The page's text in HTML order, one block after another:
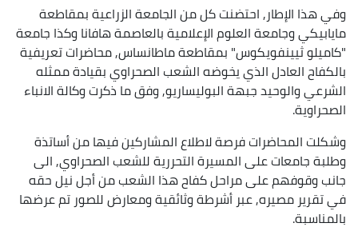
وفي هذا الإطار, احتضنت كل من الجامعة الزراعية بمقاطعة
مايابيكي وجامعة العلوم الإعلامية بالعاصمة هافانا وكذا جامعة
"كاميلو ثيينفويكوس" بمقاطعة ماطانساس, محاضرات تعريفية
بالكفاح العادل الذي يخوضه الشعب الصحراوي بقيادة ممثله
الشرعي والوحيد جبهة البوليساريو, وفق ما ذكرت وكالة الانباء
الصحراوية.
وشكلت المحاضرات فرصة لاطلاع المشاركين فيها من أساتذة
وطلبة جامعات على المسيرة التحررية للشعب الصحراوي, الى
جانب وقوفهم على مراحل كفاح هذا الشعب من أجل نيل حقه
في تقرير مصيره, عبر أشرطة وثائقية ومعارض للصور تم عرضها
بالمناسبة.